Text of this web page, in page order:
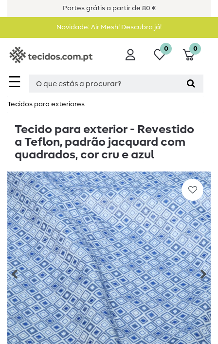
Portes grátis a partir de 80 €
Novidade: Air Mesh! Descubra já!
☰
0 0
Tecidos para exteriores
Tecido para exterior - Revestido
a Teflon, padrão jacquard com
quadrados, cor cru e azul